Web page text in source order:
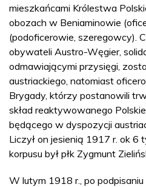
mieszkańcami Królestwa
obozach w Beniaminowie
(podoficerowie, szeregowcy).
obywateli Austro-Węgier,
odmawiającymi przysięgi,
austriackiego, natomiast
Brygady, którzy postanowili
skład reaktywowanego
będącego w dyspozycji
Liczył on jesienią 1917 r. ok 6
korpusu był płk Zygmunt
W lutym 1918 r., po